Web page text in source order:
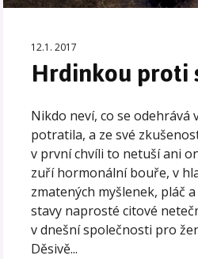
12.1. 2017
Hrdinkou proti
Nikdo neví, co se odehrává
potratila, a ze své
v první chvíli to netuší ani
zuří hormonální bouře, v
zmatených myšlenek, pláč
stavy naprosté citové
v dnešní společnosti pro
Děsivě...